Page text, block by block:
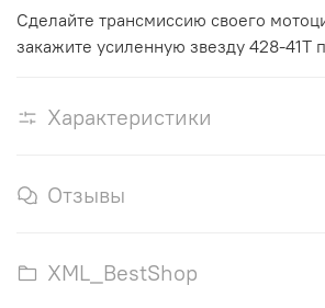
Сделайте трансмиссию своего
закажите усиленную звезду 428-41T
Характеристики
Отзывы
XML_BestShop